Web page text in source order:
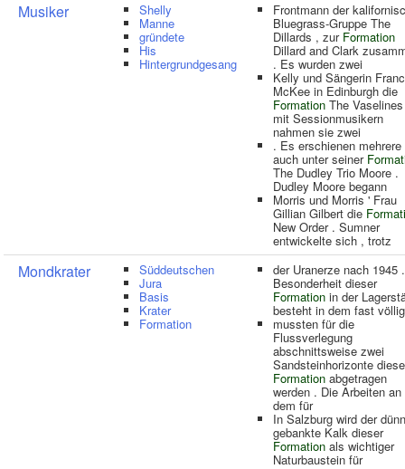
Musiker Shelly
Manne
gründete
His
Hintergrundgesang
Frontmann der
Bluegrass-Gruppe The
Dillards , zur Formation
Dillard and Clark
. Es wurden zwei
Kelly und Sängerin
McKee in Edinburgh die
Formation The
mit Sessionmusikern
nahmen sie zwei
. Es erschienen
auch unter seiner
The Dudley Trio Moore .
Dudley Moore begann
Morris und Morris ' Frau
Gillian Gilbert die
New Order . Sumner
entwickelte sich , trotz
Mondkrater Süddeutschen
Jura
Basis
Krater
Formation
der Uranerze nach 1945
Besonderheit dieser
Formation in der
besteht in dem fast
mussten für die
Flussverlegung
abschnittsweise zwei
Sandsteinhorizonte
Formation abgetragen
werden . Die Arbeiten an
dem für
In Salzburg wird der dünn
gebankte Kalk dieser
Formation als wichtiger
Naturbaustein für